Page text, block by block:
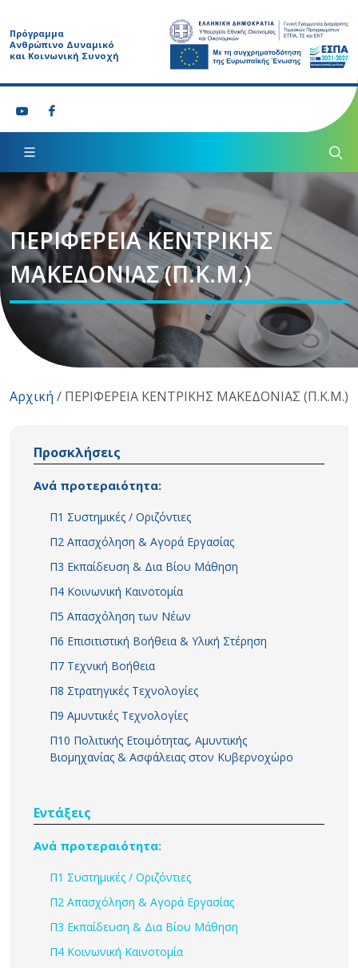
Πρόγραμμα
Ανθρώπινο Δυναμικό
και Κοινωνική Συνοχή
ΠΕΡΙΦΕΡΕΙΑ ΚΕΝΤΡΙΚΗΣ
ΜΑΚΕΔΟΝΙΑΣ (Π.Κ.Μ.)
Αρχική / ΠΕΡΙΦΕΡΕΙΑ ΚΕΝΤΡΙΚΗΣ ΜΑΚΕΔΟΝΙΑΣ (Π.Κ.Μ.)
Προσκλήσεις
Ανά προτεραιότητα:
Π1 Συστημικές / Οριζόντιες
Π2 Απασχόληση & Αγορά Εργασίας
Π3 Εκπαίδευση & Δια Βίου Μάθηση
Π4 Κοινωνική Καινοτομία
Π5 Απασχόληση των Νέων
Π6 Επισιτιστική Βοήθεια & Υλική Στέρηση
Π7 Τεχνική Βοήθεια
Π8 Στρατηγικές Τεχνολογίες
Π9 Αμυντικές Τεχνολογίες
Π10 Πολιτικής Ετοιμότητας, Αμυντικής
Βιομηχανίας & Ασφάλειας στον Κυβερνοχώρο
Εντάξεις
Ανά προτεραιότητα:
Π1 Συστημικές / Οριζόντιες
Π2 Απασχόληση & Αγορά Εργασίας
Π3 Εκπαίδευση & Δια Βίου Μάθηση
Π4 Κοινωνική Καινοτομία